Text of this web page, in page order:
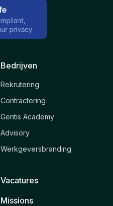
Bedrijven
Rekrutering
Contractering
Gentis Academy
Advisory
Werkgeversbranding
Vacatures
Missions